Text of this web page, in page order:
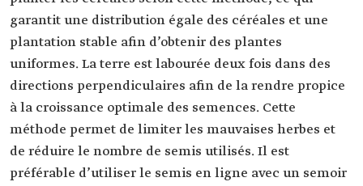
garantit une distribution égale des céréales et une
plantation stable afin d’obtenir des plantes
uniformes. La terre est labourée deux fois dans des
directions perpendiculaires afin de la rendre propice
à la croissance optimale des semences. Cette
méthode permet de limiter les mauvaises herbes et
de réduire le nombre de semis utilisés. Il est
préférable d’utiliser le semis en ligne avec un semoir